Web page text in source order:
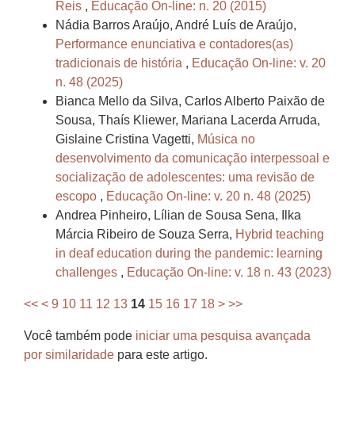
Reis , Educação On-line: n. 20 (2015)
Nádia Barros Araújo, André Luís de Araújo,
Performance enunciativa e contadores(as)
tradicionais de história , Educação On-line: v. 20
n. 48 (2025)
Bianca Mello da Silva, Carlos Alberto Paixão de
Sousa, Thaís Kliewer, Mariana Lacerda Arruda,
Gislaine Cristina Vagetti, Música no
desenvolvimento da comunicação interpessoal e
socialização de adolescentes: uma revisão de
escopo , Educação On-line: v. 20 n. 48 (2025)
Andrea Pinheiro, Lílian de Sousa Sena, Ilka
Márcia Ribeiro de Souza Serra, Hybrid teaching
in deaf education during the pandemic: learning
challenges , Educação On-line: v. 18 n. 43 (2023)
<< < 9 10 11 12 13 14 15 16 17 18 > >>
Você também pode iniciar uma pesquisa avançada
por similaridade para este artigo.